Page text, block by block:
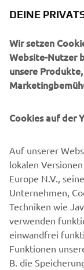
Yamaha Motor Factory
YAMAHA
standard. And
reassurance of a
covers all parts
your Yamaha
DEINE
Wir setzen
Website-Nutzer
unsere
Cookies auf der
Auf unserer
lokalen
Europe N.V.,
Unternehmen,
Techniken wie
verwenden
einwandfrei
Funktionen
B. die